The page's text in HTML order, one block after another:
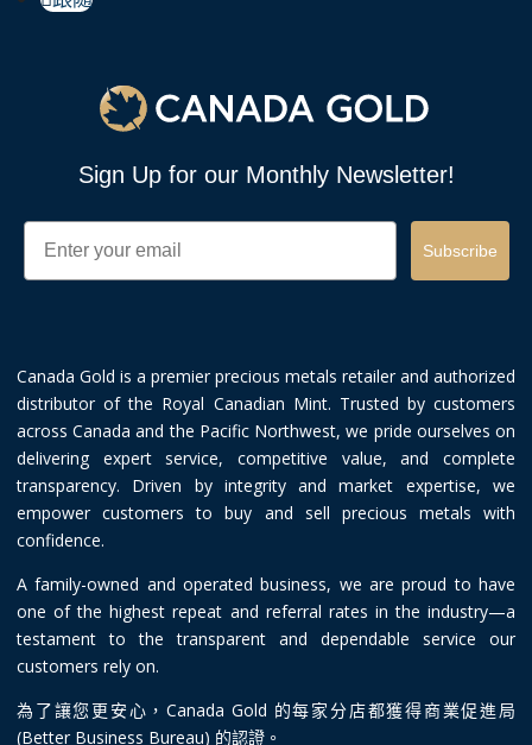
Sign Up for our Monthly Newsletter!
Email
Subscribe
Canada Gold is a premier precious metals retailer and authorized
distributor of the Royal Canadian Mint. Trusted by customers
across Canada and the Pacific Northwest, we pride ourselves on
delivering expert service, competitive value, and complete
transparency. Driven by integrity and market expertise, we
empower customers to buy and sell precious metals with
confidence.
A family-owned and operated business, we are proud to have
one of the highest repeat and referral rates in the industry—a
testament to the transparent and dependable service our
customers rely on.
為了讓您更安心，Canada Gold 的每家分店都獲得商業促進局
(Better Business Bureau) 的認證。